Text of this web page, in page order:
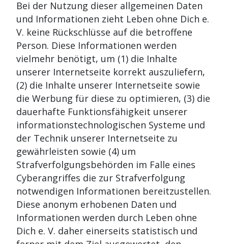
Bei der Nutzung dieser allgemeinen Daten
und Informationen zieht Leben ohne Dich e.
V. keine Rückschlüsse auf die betroffene
Person. Diese Informationen werden
vielmehr benötigt, um (1) die Inhalte
unserer Internetseite korrekt auszuliefern,
(2) die Inhalte unserer Internetseite sowie
die Werbung für diese zu optimieren, (3) die
dauerhafte Funktionsfähigkeit unserer
informationstechnologischen Systeme und
der Technik unserer Internetseite zu
gewährleisten sowie (4) um
Strafverfolgungsbehörden im Falle eines
Cyberangriffes die zur Strafverfolgung
notwendigen Informationen bereitzustellen.
Diese anonym erhobenen Daten und
Informationen werden durch Leben ohne
Dich e. V. daher einerseits statistisch und